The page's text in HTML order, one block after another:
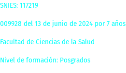
SNIES: 117219
009928 del 13 de junio de 2024 por 7 años
Facultad de Ciencias de la Salud
Nivel de formación: Posgrados